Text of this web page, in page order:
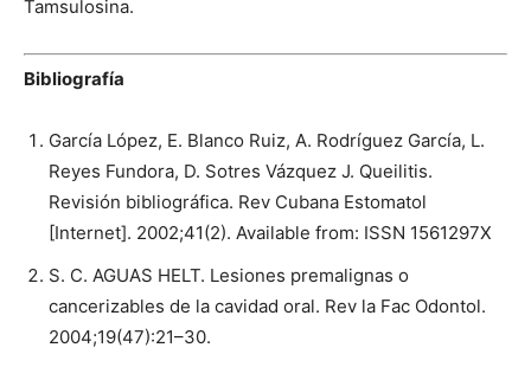
Tamsulosina.
Bibliografía
García López, E. Blanco Ruiz, A. Rodríguez García, L.
Reyes Fundora, D. Sotres Vázquez J. Queilitis.
Revisión bibliográfica. Rev Cubana Estomatol
[Internet]. 2002;41(2). Available from: ISSN 1561­297X
S. C. AGUAS HELT. Lesiones premalignas o
cancerizables de la cavidad oral. Rev la Fac Odontol.
2004;19(47):21–30.